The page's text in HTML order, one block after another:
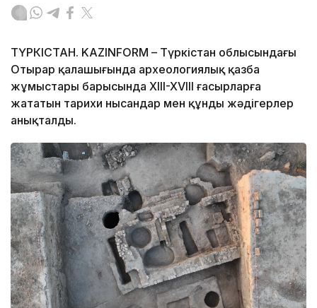
ТҮРКІСТАН. KAZINFORM – Түркістан облысындағы
Отырар қалашығында археологиялық қазба
жұмыстары барысында XIII-XVIII ғасырларға
жататын тарихи нысандар мен құнды жәдігерлер
анықталды.